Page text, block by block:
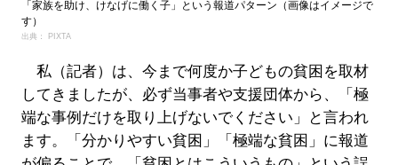
「家族を助け、けなげに働く子」という報道パターン（画像はイメージで
す）
出典： PIXTA
私（記者）は、今まで何度か子どもの貧困を取材
してきましたが、必ず当事者や支援団体から、「極
端な事例だけを取り上げないでください」と言われ
ます。「分かりやすい貧困」「極端な貧困」に報道